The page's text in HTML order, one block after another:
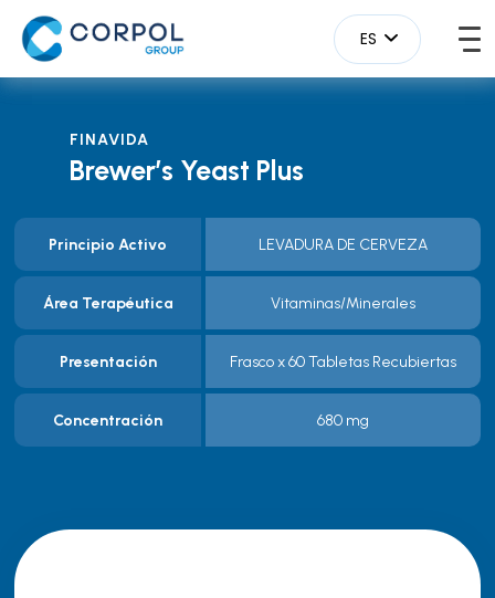
ES
FINAVIDA
Brewer’s Yeast Plus
Principio Activo LEVADURA DE CERVEZA
Área Terapéutica Vitaminas/Minerales
Presentación Frasco x 60 Tabletas Recubiertas
Concentración 680 mg